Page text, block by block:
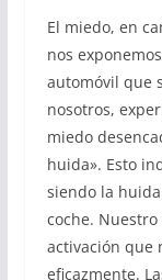
El miedo, en
nos
automóvil que
nosotros,
miedo
huida». Esto
siendo la
coche.
activación que
eficazmente.